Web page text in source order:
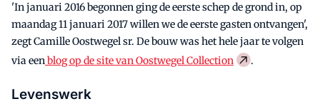
'In januari 2016 begonnen ging de eerste schep de grond in, op
maandag 11 januari 2017 willen we de eerste gasten ontvangen',
zegt Camille Oostwegel sr. De bouw was het hele jaar te volgen
via eenblog op de site van Oostwegel Collection .
Levenswerk